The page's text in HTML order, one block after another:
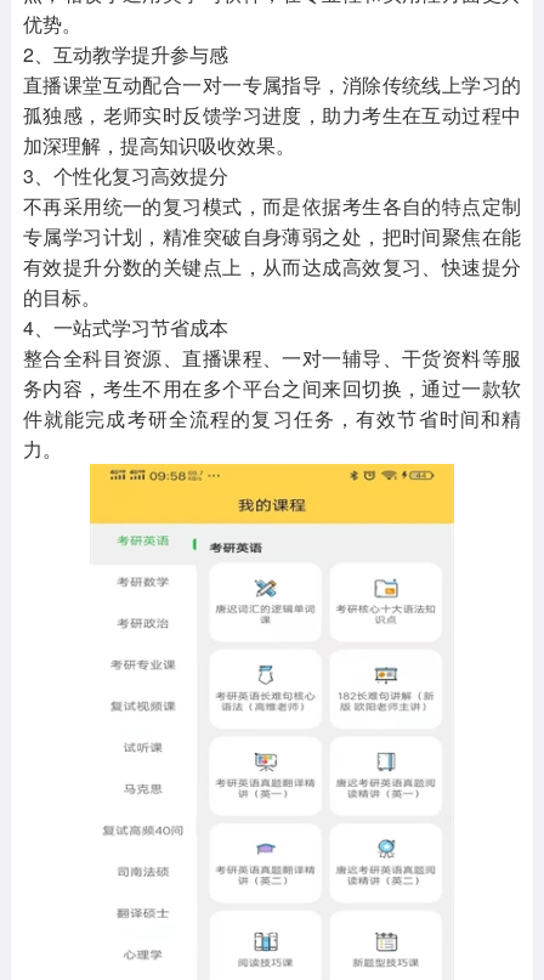
优势。
2、互动教学提升参与感
直播课堂互动配合一对一专属指导，消除传统线上学习的
孤独感，老师实时反馈学习进度，助力考生在互动过程中
加深理解，提高知识吸收效果。
3、个性化复习高效提分
不再采用统一的复习模式，而是依据考生各自的特点定制
专属学习计划，精准突破自身薄弱之处，把时间聚焦在能
有效提升分数的关键点上，从而达成高效复习、快速提分
的目标。
4、一站式学习节省成本
整合全科目资源、直播课程、一对一辅导、干货资料等服
务内容，考生不用在多个平台之间来回切换，通过一款软
件就能完成考研全流程的复习任务，有效节省时间和精
力。